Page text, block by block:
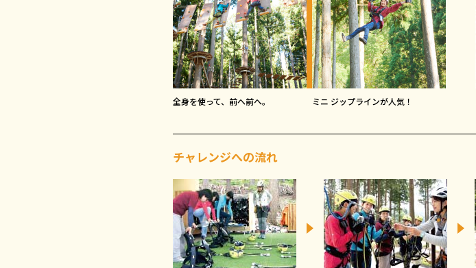
全身を使って、前へ前へ。 ミニ ジップラインが人気！
チャレンジへの流れ